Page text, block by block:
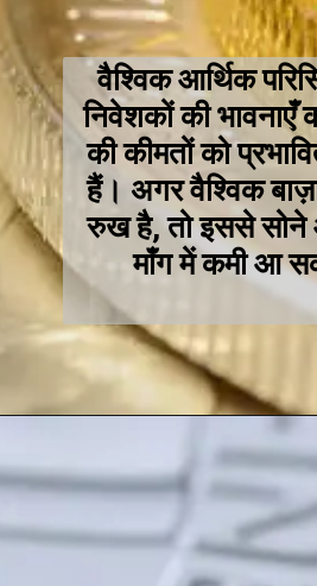
वैश्विक आर्थिक
निवेशकों की भावनाएँ
की कीमतों को
हैं। अगर वैश्विक
रुख है, तो इससे सोने
माँग में कमी आ